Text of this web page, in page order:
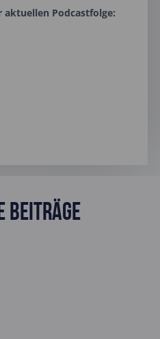
aktuellen Podcastfolge:
Beiträge